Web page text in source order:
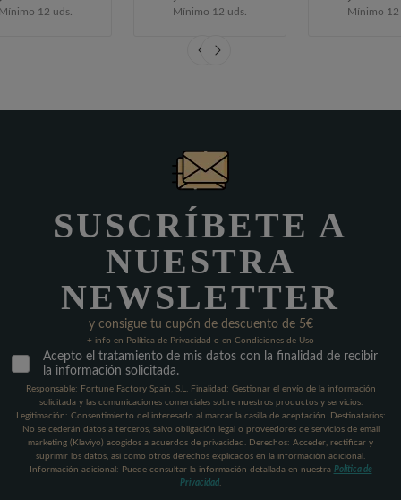
12 uds. Mínimo 12 uds. Mínimo 12
SUSCRÍBETE A
NUESTRA
NEWSLETTER
y consigue tu cupón de descuento de 5€
+ info en Política de Privacidad o en Condiciones de Uso
Acepto el tratamiento de mis datos con la finalidad de recibir
la información solicitada.
Responsable: Fortune Factory Spain, S.L. Finalidad: Gestionar el envío de la información
solicitada y las comunicaciones comerciales sobre nuestros productos y servicios.
Legitimación: Consentimiento del interesado al marcar la casilla de aceptación. Destinatarios:
No se cederán datos a terceros, salvo obligación legal o proveedores de servicios de email
marketing (Klaviyo) acogidos a acuerdos de privacidad. Derechos: Acceder, rectificar y
suprimir los datos, así como otros derechos explicados en la información adicional.
Información adicional: Puede consultar la información detallada en nuestra Política de
Privacidad